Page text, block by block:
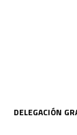
DELEGACIÓN